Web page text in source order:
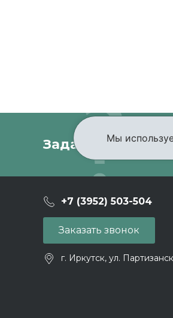
Задать вопрос
+7 (3952) 503-504
Заказать звонок
г. Иркутск, ул.
Мы